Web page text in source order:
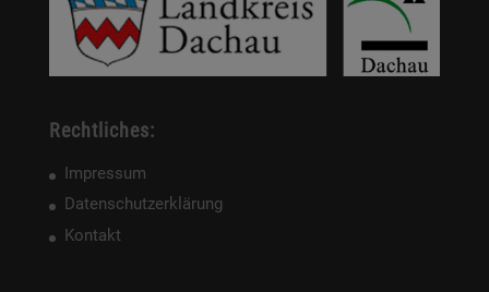
Rechtliches:
Impressum
Datenschutzerklärung
Kontakt